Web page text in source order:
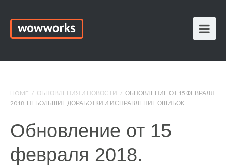
HOME / ОБНОВЛЕНИЯ И НОВОСТИ / ОБНОВЛЕНИЕ ОТ 15 ФЕВРАЛЯ
2018. НЕБОЛЬШИЕ ДОРАБОТКИ И ИСПРАВЛЕНИЕ ОШИБОК
Обновление от 15
февраля 2018.